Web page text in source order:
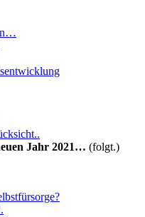
Jahr 2021… (folgt.)